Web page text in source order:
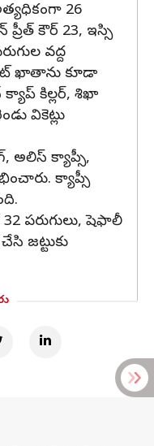
26
ప్రీత్ కౌర్ 23, ఇస్సి
వద్ద
ఖాతాను కూడా
కిల్లర్, శిఖా
వికెట్లు
అలిస్ క్యాప్సీ,
క్యాప్సీ
పరుగులు, షెఫాలీ
జట్టుకు